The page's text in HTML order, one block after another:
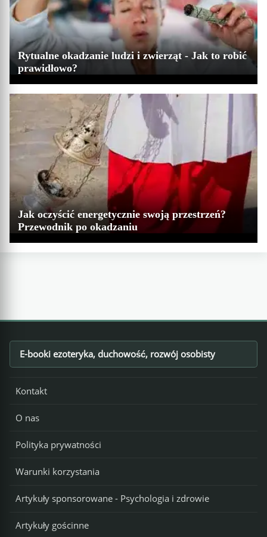
Rytualne okadzanie ludzi i zwierząt - Jak to robić
prawidłowo?
Jak oczyścić energetycznie swoją przestrzeń?
Przewodnik po okadzaniu
Footer
E-booki ezoteryka, duchowość, rozwój osobisty
Kontakt
O nas
Polityka prywatności
Warunki korzystania
Artykuły sponsorowane - Psychologia i zdrowie
Artykuły gościnne